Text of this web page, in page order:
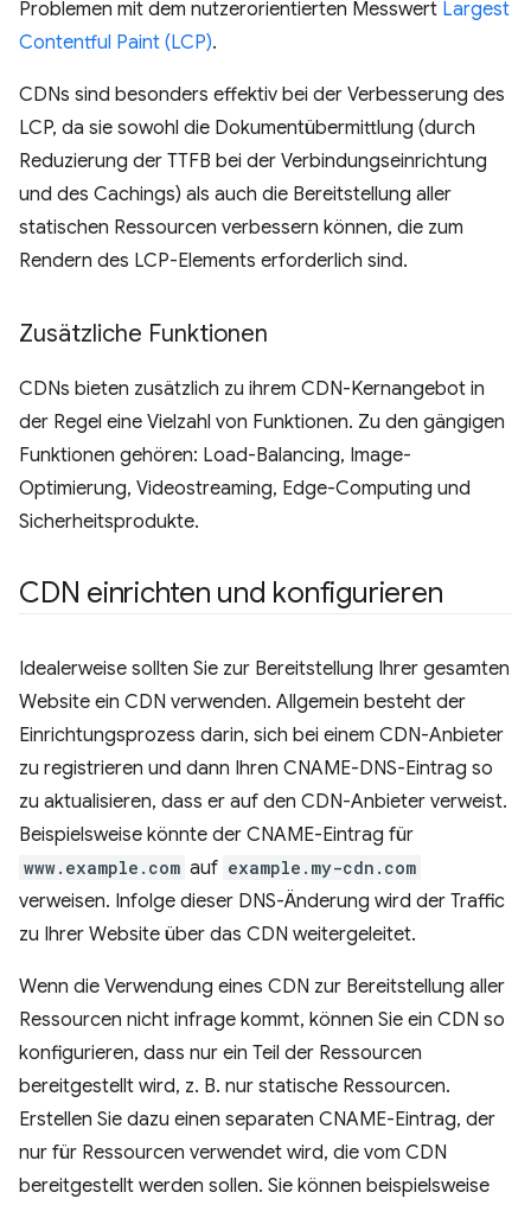
Problemen mit dem nutzerorientierten Messwert Largest
Contentful Paint (LCP).
CDNs sind besonders effektiv bei der Verbesserung des
LCP, da sie sowohl die Dokumentübermittlung (durch
Reduzierung der TTFB bei der Verbindungseinrichtung
und des Cachings) als auch die Bereitstellung aller
statischen Ressourcen verbessern können, die zum
Rendern des LCP-Elements erforderlich sind.
Zusätzliche Funktionen
CDNs bieten zusätzlich zu ihrem CDN-Kernangebot in
der Regel eine Vielzahl von Funktionen. Zu den gängigen
Funktionen gehören: Load-Balancing, Image-
Optimierung, Videostreaming, Edge-Computing und
Sicherheitsprodukte.
CDN einrichten und konfigurieren
Idealerweise sollten Sie zur Bereitstellung Ihrer gesamten
Website ein CDN verwenden. Allgemein besteht der
Einrichtungsprozess darin, sich bei einem CDN-Anbieter
zu registrieren und dann Ihren CNAME-DNS-Eintrag so
zu aktualisieren, dass er auf den CDN-Anbieter verweist.
Beispielsweise könnte der CNAME-Eintrag für
www.example.com auf example.my-cdn.com
verweisen. Infolge dieser DNS-Änderung wird der Traffic
zu Ihrer Website über das CDN weitergeleitet.
Wenn die Verwendung eines CDN zur Bereitstellung aller
Ressourcen nicht infrage kommt, können Sie ein CDN so
konfigurieren, dass nur ein Teil der Ressourcen
bereitgestellt wird, z. B. nur statische Ressourcen.
Erstellen Sie dazu einen separaten CNAME-Eintrag, der
nur für Ressourcen verwendet wird, die vom CDN
bereitgestellt werden sollen. Sie können beispielsweise